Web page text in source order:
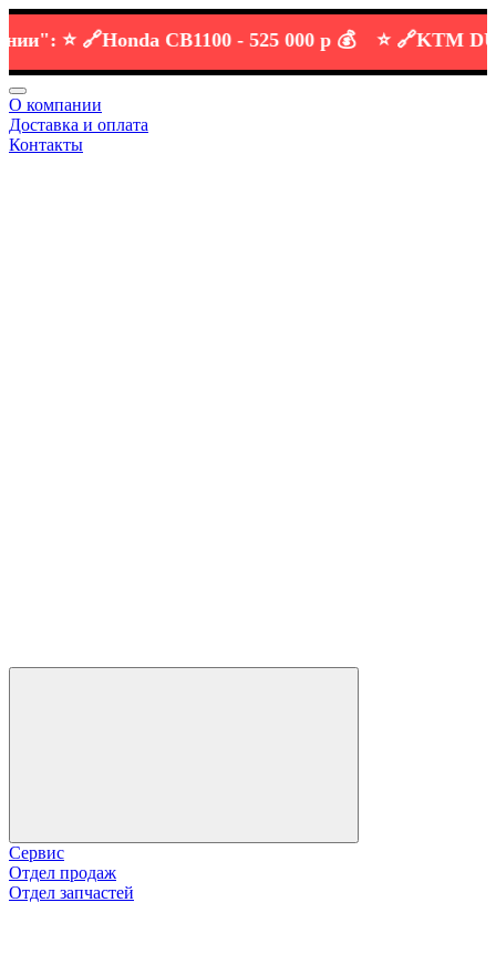
⭐️ 🔗 Honda CB1100 -525 000 р 💰 ⭐️ 🔗 KTM DUKE
О компании
Доставка и оплата
Контакты
Сервис
Отдел продаж
Отдел запчастей